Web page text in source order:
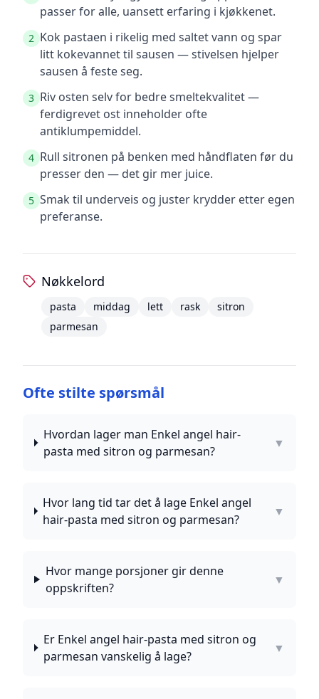
passer for alle, uansett erfaring i kjøkkenet.
2 Kok pastaen i rikelig med saltet vann og spar
litt kokevannet til sausen — stivelsen hjelper
sausen å feste seg.
3 Riv osten selv for bedre smeltekvalitet —
ferdigrevet ost inneholder ofte
antiklumpemiddel.
4 Rull sitronen på benken med håndflaten før du
presser den — det gir mer juice.
5 Smak til underveis og juster krydder etter egen
preferanse.
Nøkkelord
pasta middag lett rask
sitron
parmesan
Ofte stilte spørsmål
Hvordan lager man Enkel angel hair-
pasta med sitron og parmesan?
▼
Hvor lang tid tar det å lage Enkel angel
hair-pasta med sitron og parmesan?
▼
Hvor mange porsjoner gir denne
oppskriften?
▼
Er Enkel angel hair-pasta med sitron og
parmesan vanskelig å lage?
▼